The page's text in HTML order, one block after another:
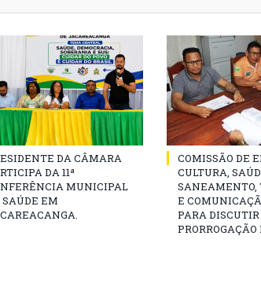
DA CÂMARA
DA 11ª
MUNICIPAL
SAÚDE EM
COMISSÃO DE
CULTURA,
SANEAMENTO,
E
PARA DISCUTIR
PRORROGAÇÃO